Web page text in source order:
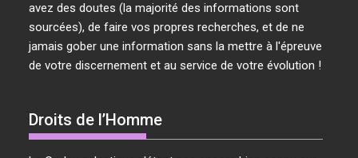
avez des doutes (la majorité des informations sont
sourcées), de faire vos propres recherches, et de ne
jamais gober une information sans la mettre à l'épreuve
de votre discernement et au service de votre évolution !
Droits de l’Homme